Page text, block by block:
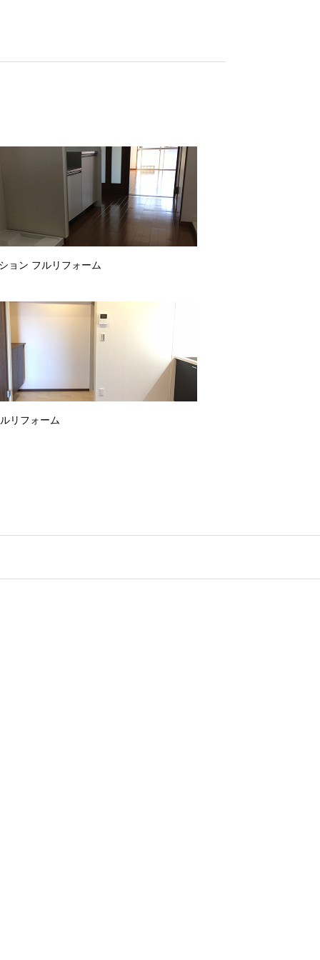
ョン フルリフォーム
リフォーム